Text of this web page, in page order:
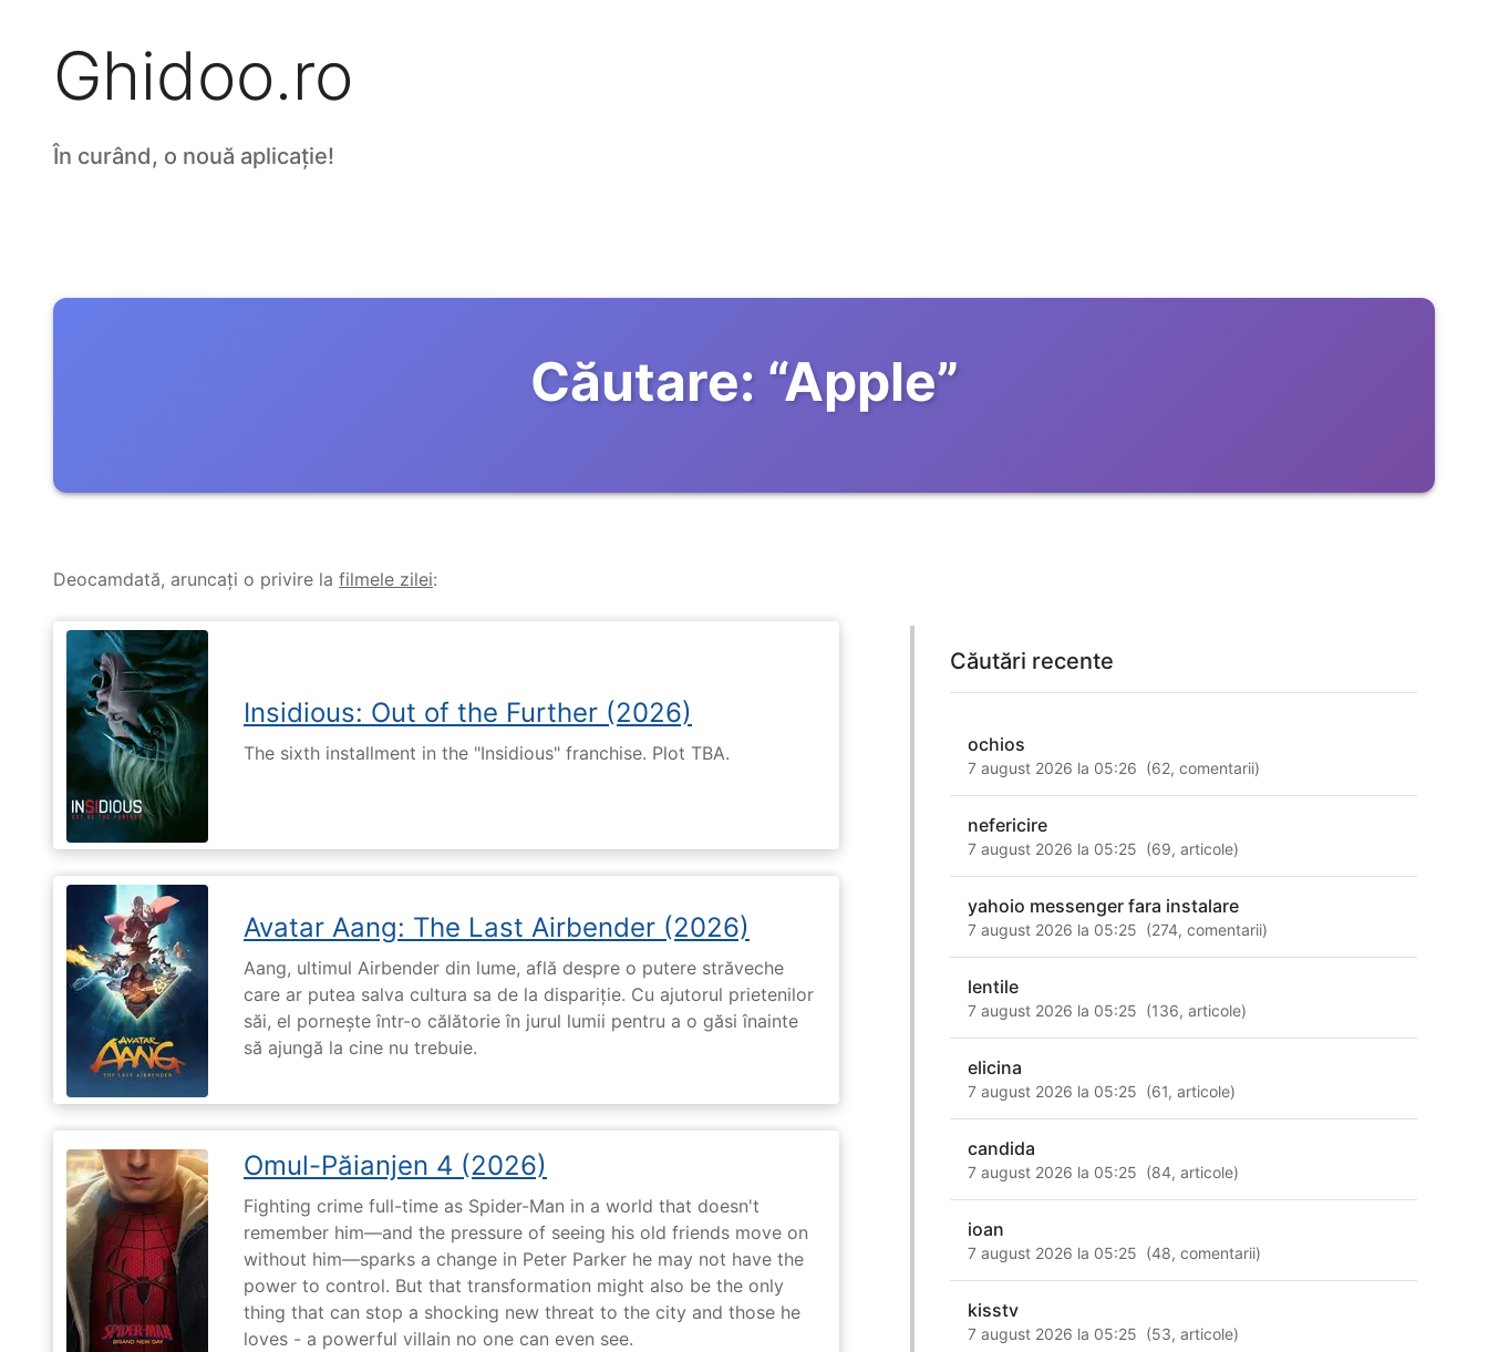
Ghidoo.ro
În curând, o nouă aplicație!
Căutare: “Apple”
Deocamdată, aruncați o privire la filmele zilei:
Insidious: Out of the Further (2026)
The sixth installment in the "Insidious" franchise. Plot TBA.
Avatar Aang: The Last Airbender (2026)
Aang, ultimul Airbender din lume, află despre o putere străveche
care ar putea salva cultura sa de la dispariție. Cu ajutorul prietenilor
săi, el pornește într-o călătorie în jurul lumii pentru a o găsi înainte
să ajungă la cine nu trebuie.
Omul-Păianjen 4 (2026)
Fighting crime full-time as Spider-Man in a world that doesn't
remember him—and the pressure of seeing his old friends move on
without him—sparks a change in Peter Parker he may not have the
power to control. But that transformation might also be the only
thing that can stop a shocking new threat to the city and those he
loves - a powerful villain no one can even see.
Căutări recente
ochios
7 august 2026 la 05:26 (62,comentarii)
nefericire
7 august 2026 la 05:25 (69,articole)
yahoio messenger fara instalare
7 august 2026 la 05:25 (274,comentarii)
lentile
7 august 2026 la 05:25 (136,articole)
elicina
7 august 2026 la 05:25 (61,articole)
candida
7 august 2026 la 05:25 (84,articole)
ioan
7 august 2026 la 05:25 (48,comentarii)
kisstv
7 august 2026 la 05:25 (53,articole)